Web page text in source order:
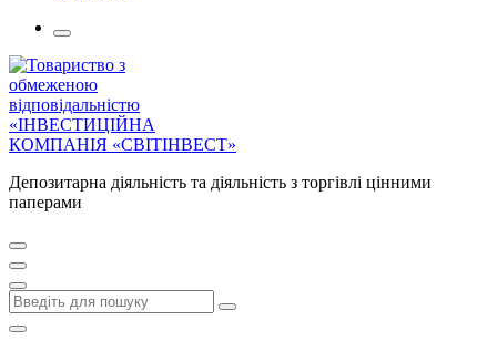
Депозитарна діяльність та діяльність з торгівлі цінними
паперами